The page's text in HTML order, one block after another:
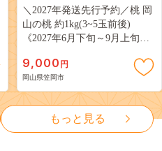
＼2027年発送先行予約／桃 岡
山の桃 約1kg(3~5玉前後)
《2027年6月下旬～9月上旬頃
岡山 はくとう スイーツ フル
ーツ 果物 デザート 旬 モモ も
も 先行予約 送料無料 果物 岡
山県 笠岡市 清水白桃 白鳳 白
麗 クール便---
kasaoka_zsy_419_100---
9,000 円
岡山県笠岡市
もっと見る